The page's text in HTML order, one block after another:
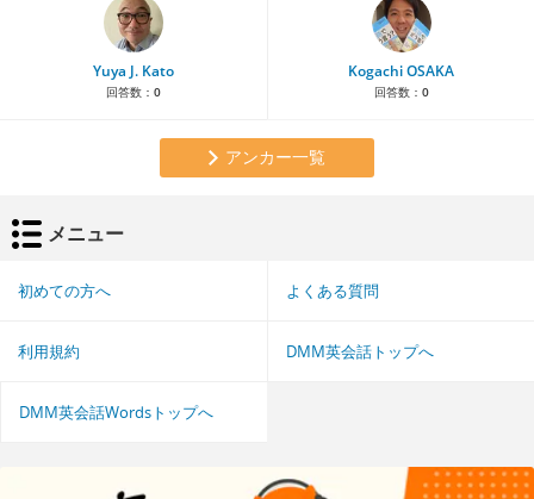
Yuya J. Kato
回答数： 0
Kogachi OSAKA
回答数： 0
アンカー一覧
メニュー
初めての方へ よくある質問
利用規約 DMM英会話トップへ
DMM英会話Wordsトップへ